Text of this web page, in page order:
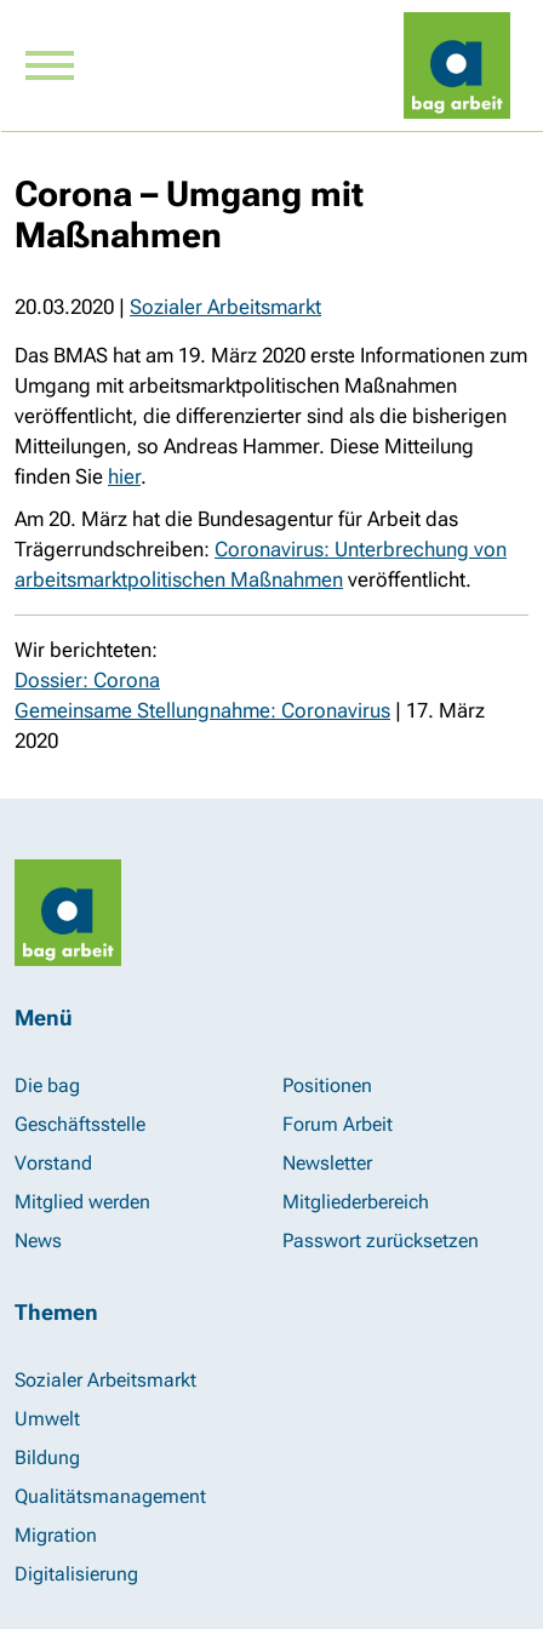
Corona – Umgang mit
Maßnahmen
20.03.2020 | Sozialer Arbeitsmarkt
Das BMAS hat am 19. März 2020 erste Informationen zum
Umgang mit arbeitsmarktpolitischen Maßnahmen
veröffentlicht, die differenzierter sind als die bisherigen
Mitteilungen, so Andreas Hammer. Diese Mitteilung
finden Sie hier.
Am 20. März hat die Bundesagentur für Arbeit das
Trägerrundschreiben: Coronavirus: Unterbrechung von
arbeitsmarktpolitischen Maßnahmen veröffentlicht.
Wir berichteten:
Dossier: Corona
Gemeinsame Stellungnahme: Coronavirus | 17. März
2020
Menü
Die bag
Geschäftsstelle
Vorstand
Mitglied werden
News
Positionen
Forum Arbeit
Newsletter
Mitgliederbereich
Passwort zurücksetzen
Themen
Sozialer Arbeitsmarkt
Umwelt
Bildung
Qualitätsmanagement
Migration
Digitalisierung